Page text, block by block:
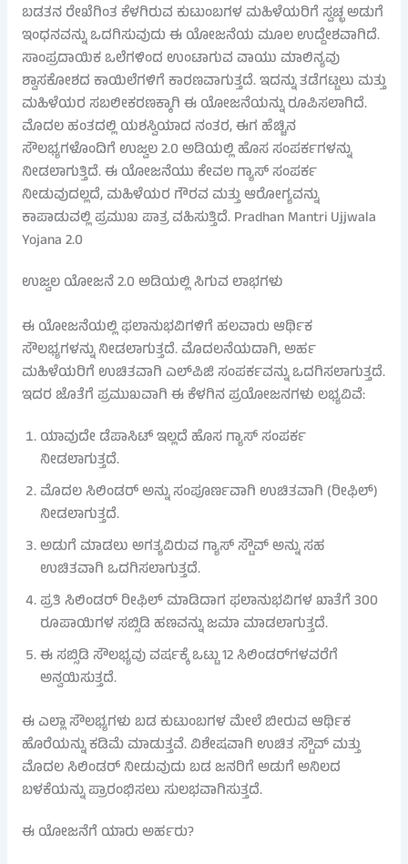
ಬಡತನ ರೇಖೆಗಿಂತ ಕೆಳಗಿರುವ ಕುಟುಂಬಗಳ ಮಹಿಳೆಯರಿಗೆ ಸ್ವಚ್ಛ ಅಡುಗೆ
ಇಂಧನವನ್ನು ಒದಗಿಸುವುದು ಈ ಯೋಜನೆಯ ಮೂಲ ಉದ್ದೇಶವಾಗಿದೆ.
ಸಾಂಪ್ರದಾಯಿಕ ಒಲೆಗಳಿಂದ ಉಂಟಾಗುವ ವಾಯು ಮಾಲಿನ್ಯವು
ಶ್ವಾಸಕೋಶದ ಕಾಯಿಲೆಗಳಿಗೆ ಕಾರಣವಾಗುತ್ತದೆ. ಇದನ್ನು ತಡೆಗಟ್ಟಲು ಮತ್ತು
ಮಹಿಳೆಯರ ಸಬಲೀಕರಣಕ್ಕಾಗಿ ಈ ಯೋಜನೆಯನ್ನು ರೂಪಿಸಲಾಗಿದೆ.
ಮೊದಲ ಹಂತದಲ್ಲಿ ಯಶಸ್ವಿಯಾದ ನಂತರ, ಈಗ ಹೆಚ್ಚಿನ
ಸೌಲಭ್ಯಗಳೊಂದಿಗೆ ಉಜ್ವಲ 2.0 ಅಡಿಯಲ್ಲಿ ಹೊಸ ಸಂಪರ್ಕಗಳನ್ನು
ನೀಡಲಾಗುತ್ತಿದೆ. ಈ ಯೋಜನೆಯು ಕೇವಲ ಗ್ಯಾಸ್ ಸಂಪರ್ಕ
ನೀಡುವುದಲ್ಲದೆ, ಮಹಿಳೆಯರ ಗೌರವ ಮತ್ತು ಆರೋಗ್ಯವನ್ನು
ಕಾಪಾಡುವಲ್ಲಿ ಪ್ರಮುಖ ಪಾತ್ರ ವಹಿಸುತ್ತಿದೆ. Pradhan Mantri Ujjwala
Yojana 2.0
ಉಜ್ವಲ ಯೋಜನೆ 2.0 ಅಡಿಯಲ್ಲಿ ಸಿಗುವ ಲಾಭಗಳು
ಈ ಯೋಜನೆಯಲ್ಲಿ ಫಲಾನುಭವಿಗಳಿಗೆ ಹಲವಾರು ಆರ್ಥಿಕ
ಸೌಲಭ್ಯಗಳನ್ನು ನೀಡಲಾಗುತ್ತದೆ. ಮೊದಲನೆಯದಾಗಿ, ಅರ್ಹ
ಮಹಿಳೆಯರಿಗೆ ಉಚಿತವಾಗಿ ಎಲ್‌ಪಿಜಿ ಸಂಪರ್ಕವನ್ನು ಒದಗಿಸಲಾಗುತ್ತದೆ.
ಇದರ ಜೊತೆಗೆ ಪ್ರಮುಖವಾಗಿ ಈ ಕೆಳಗಿನ ಪ್ರಯೋಜನಗಳು ಲಭ್ಯವಿವೆ:
ಯಾವುದೇ ಡೆಪಾಸಿಟ್ ಇಲ್ಲದೆ ಹೊಸ ಗ್ಯಾಸ್ ಸಂಪರ್ಕ
ನೀಡಲಾಗುತ್ತದೆ.
ಮೊದಲ ಸಿಲಿಂಡರ್ ಅನ್ನು ಸಂಪೂರ್ಣವಾಗಿ ಉಚಿತವಾಗಿ (ರೀಫಿಲ್)
ನೀಡಲಾಗುತ್ತದೆ.
ಅಡುಗೆ ಮಾಡಲು ಅಗತ್ಯವಿರುವ ಗ್ಯಾಸ್ ಸ್ಟೌವ್ ಅನ್ನು ಸಹ
ಉಚಿತವಾಗಿ ಒದಗಿಸಲಾಗುತ್ತದೆ.
ಪ್ರತಿ ಸಿಲಿಂಡರ್ ರೀಫಿಲ್ ಮಾಡಿದಾಗ ಫಲಾನುಭವಿಗಳ ಖಾತೆಗೆ 300
ರೂಪಾಯಿಗಳ ಸಬ್ಸಿಡಿ ಹಣವನ್ನು ಜಮಾ ಮಾಡಲಾಗುತ್ತದೆ.
ಈ ಸಬ್ಸಿಡಿ ಸೌಲಭ್ಯವು ವರ್ಷಕ್ಕೆ ಒಟ್ಟು 12 ಸಿಲಿಂಡರ್‌ಗಳವರೆಗೆ
ಅನ್ವಯಿಸುತ್ತದೆ.
ಈ ಎಲ್ಲಾ ಸೌಲಭ್ಯಗಳು ಬಡ ಕುಟುಂಬಗಳ ಮೇಲೆ ಬೀರುವ ಆರ್ಥಿಕ
ಹೊರೆಯನ್ನು ಕಡಿಮೆ ಮಾಡುತ್ತವೆ. ವಿಶೇಷವಾಗಿ ಉಚಿತ ಸ್ಟೌವ್ ಮತ್ತು
ಮೊದಲ ಸಿಲಿಂಡರ್ ನೀಡುವುದು ಬಡ ಜನರಿಗೆ ಅಡುಗೆ ಅನಿಲದ
ಬಳಕೆಯನ್ನು ಪ್ರಾರಂಭಿಸಲು ಸುಲಭವಾಗಿಸುತ್ತದೆ.
ಈ ಯೋಜನೆಗೆ ಯಾರು ಅರ್ಹರು?